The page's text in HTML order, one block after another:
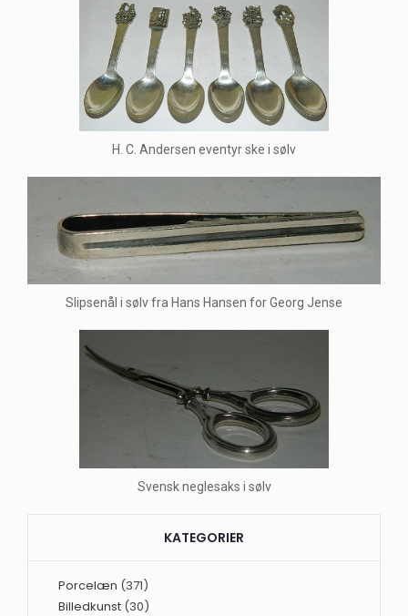
H. C. Andersen eventyr ske i sølv
Slipsenål i sølv fra Hans Hansen for Georg Jense
Svensk neglesaks i sølv
KATEGORIER
Porcelæn (371)
Billedkunst (30)